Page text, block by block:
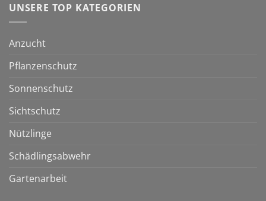
UNSERE TOP KATEGORIEN
Anzucht
Pflanzenschutz
Sonnenschutz
Sichtschutz
Nützlinge
Schädlingsabwehr
Gartenarbeit